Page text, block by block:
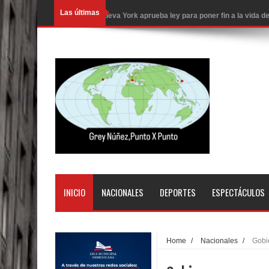
Las últimasNueva York aprueba ley para poner fin a la vida
Juan Luis Guerra cerrará los Juegos
En Santiago precio del botellón de agua sube a 90
Entre 20 y 40 inmigrantes al día son detenidos
Belkis Concepción será intervenida por un
Abel Martínez llama a los dominicanos a unirse
PRM votará “por aclamación” a sus nuevas
El expresidente peruano Ollanta Humala queda
DIGEIG y Liga Municipal Dominicana impulsan
La Fiscalía de Bolivia ordena la detención del
INICIO NACIONALES DEPORTES ESPECTÁCULOS
Home / Nacionales /